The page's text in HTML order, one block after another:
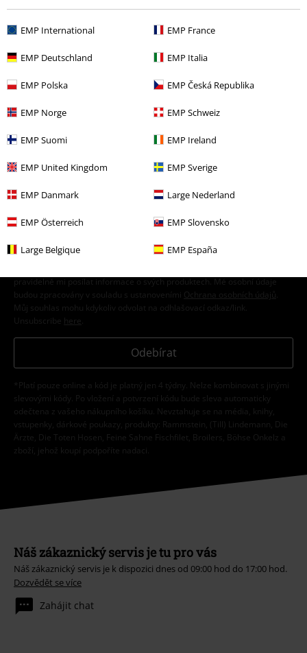
EMP International EMP France
EMP Deutschland EMP Italia
EMP Polska EMP Česká Republika
EMP Norge EMP Schweiz
EMP Suomi EMP Ireland
EMP United Kingdom EMP Sverige
EMP Danmark Large Nederland
EMP Österreich EMP Slovensko
Large Belgique EMP España
E-Mail Newsletter
Získejte 20% slevový poukaz, když se přihlásíte
Tímto souhlasím se zasíláním EMP Newslettru a souhlasím s tím, že
pravidelně mi posílat informace o svých produktech. Mé osobní údaje
budou zpracovány v souladu s ustanoveními
Ochrana osobních údajů
Můj souhlas mohu kdykoliv odvolat na odhlašovací odkaz/link.
Unsubscribe here
Odebírat
*Platí pouze online a kód je platný jen 4 týdny. Nelze kombinovat s jinými
slevovými kódy. Po vložení a potvrzení kódu bude sleva automaticky
odečtena z vašeho nákupního košíku. Nevztahuje se na média, knihy,
vstupenky, dárkové poukazy, produkty: Rammstein, (Till) Lindemann, Die
Ärzte, Die Toten Hosen, Feine Sahne Fischfilet, Broilers, Böhse Onkelz a
zboží, jehož koupí podpoříte nadaci.
Náš zákaznický servis je tu pro vás
Náš zákaznický servis je k dispozici dnes od 09:00 hod do 17:00 hod.
Dozvědět se více
Zahájit chat